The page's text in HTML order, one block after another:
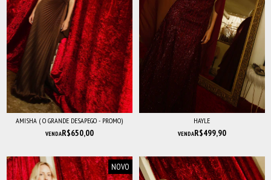
AMISHA ( O GRANDE DESAPEGO - PROMO)
VENDAR$650,00
HAYLE
VENDAR$499,90
NOVO